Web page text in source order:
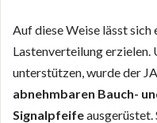
Auf diese Weise lässt sich
Lastenverteilung erzielen.
unterstützen, wurde der
abnehmbaren Bauch-
Signalpfeifeausgerüstet.